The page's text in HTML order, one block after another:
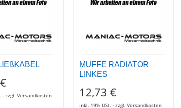
- zzgl. Versandkosten
MUFFE RADIATOR
LINKES
12,73 €
inkl. 19% USt. - zzgl. Versandkosten